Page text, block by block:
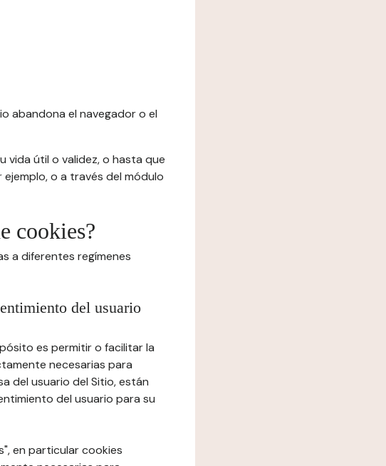
abandona el navegador o el
vida útil o validez, o hasta que
o a través del módulo
cookies?
a diferentes regímenes
del usuario
es permitir o facilitar la
necesarias para
del usuario del Sitio, están
del usuario para su
en particular cookies